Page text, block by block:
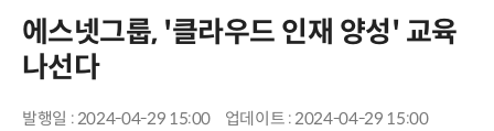
에스넷그룹, '클라우드 인재 양성' 교육
나선다
발행일 : 2024-04-29 15:00 업데이트 : 2024-04-29 15:00